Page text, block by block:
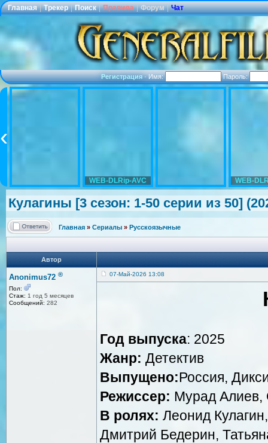
Главная | Трекер | Поиск | Правила | Форум | Чат
Регистрация·Имя: Пароль:
WEB-DLRip-AVC WEB-
Кулагины [3 сезон: 1-50 серии из 50]
Главная » Сериалы » Русскоязычные
Автор
Anonimus72 ®
Пол:
Стаж: 1 год 5 месяцев
Сообщений: 282
07-Май-2026 13:08
Год выпуска: 2025
Жанр: Детектив
Выпущено:Россия,
Режиссер: Мурад Алиев,
В ролях: Леонид
Дмитрий Бедерин,